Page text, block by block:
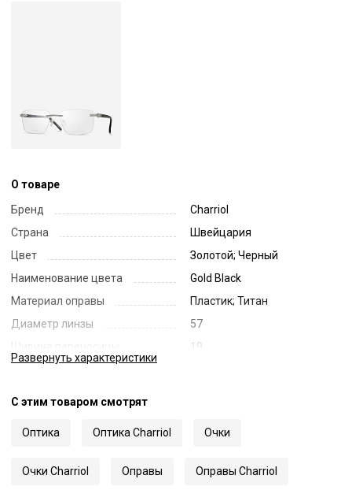
О товаре
Бренд
Charriol
Страна
Швейцария
Цвет
Золотой; Черный
Наименование цвета
Gold Black
Материал оправы
Пластик; Титан
Диаметр линзы
57
19
Развернуть характеристики
С этим товаром смотрят
Оптика Оптика Charriol Очки
Очки Charriol Оправы Оправы Charriol